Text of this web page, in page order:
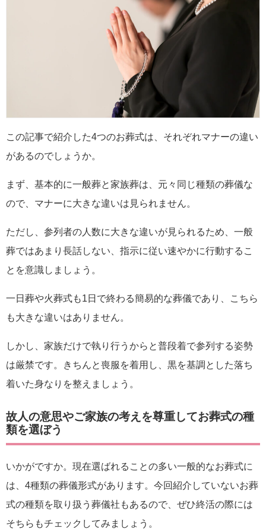
この記事で紹介した4つのお葬式は、それぞれマナーの違い
があるのでしょうか。
まず、基本的に一般葬と家族葬は、元々同じ種類の葬儀な
ので、マナーに大きな違いは見られません。
ただし、参列者の人数に大きな違いが見られるため、一般
葬ではあまり長話しない、指示に従い速やかに行動するこ
とを意識しましょう。
一日葬や火葬式も1日で終わる簡易的な葬儀であり、こちら
も大きな違いはありません。
しかし、家族だけで執り行うからと普段着で参列する姿勢
は厳禁です。きちんと喪服を着用し、黒を基調とした落ち
着いた身なりを整えましょう。
故人の意思やご家族の考えを尊重してお葬式の種
類を選ぼう
いかがですか。現在選ばれることの多い一般的なお葬式に
は、4種類の葬儀形式があります。今回紹介していないお葬
式の種類を取り扱う葬儀社もあるので、ぜひ終活の際には
そちらもチェックしてみましょう。